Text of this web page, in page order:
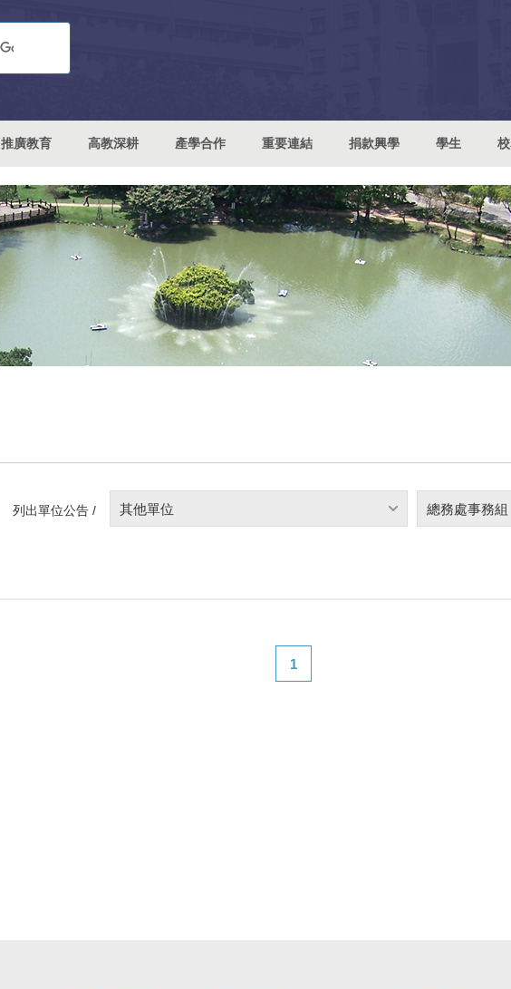
推廣教育 高教深耕 產學合作 重要連結 捐款興學 學生
列出單位公告 / 其他單位 總務處事務組
1